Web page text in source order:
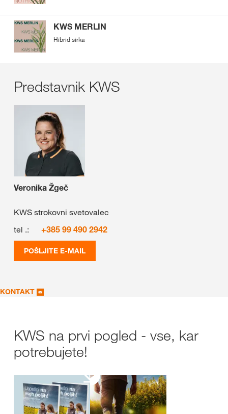
KWS MERLIN
Hibrid sirka
Predstavnik KWS
Veronika Žgeč
KWS strokovni svetovalec
tel .:
+385 99 490 2942
POŠLJITE E-MAIL
KONTAKT
KWS na prvi pogled - vse, kar
potrebujete!